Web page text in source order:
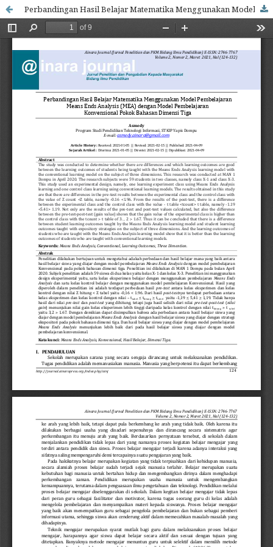
Perbandingan Hasil Belajar Matematika Menggunakan Model Pembelajaran Means Ends Analysis (MEA) dengan Model Pembelajaran Konvensional Pokok Bahasan Dimensi Tiga